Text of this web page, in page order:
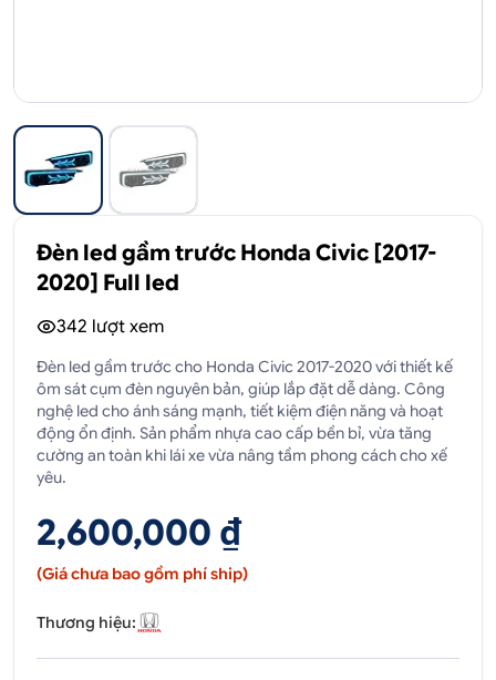
Đèn led gầm trước Honda Civic [2017-
2020] Full led
342 lượt xem
Đèn led gầm trước cho Honda Civic 2017-2020 với thiết kế
ôm sát cụm đèn nguyên bản, giúp lắp đặt dễ dàng. Công
nghệ led cho ánh sáng mạnh, tiết kiệm điện năng và hoạt
động ổn định. Sản phẩm nhựa cao cấp bền bỉ, vừa tăng
cường an toàn khi lái xe vừa nâng tầm phong cách cho xế
yêu.
2,600,000 ₫
(Giá chưa bao gồm phí ship)
Thương hiệu: